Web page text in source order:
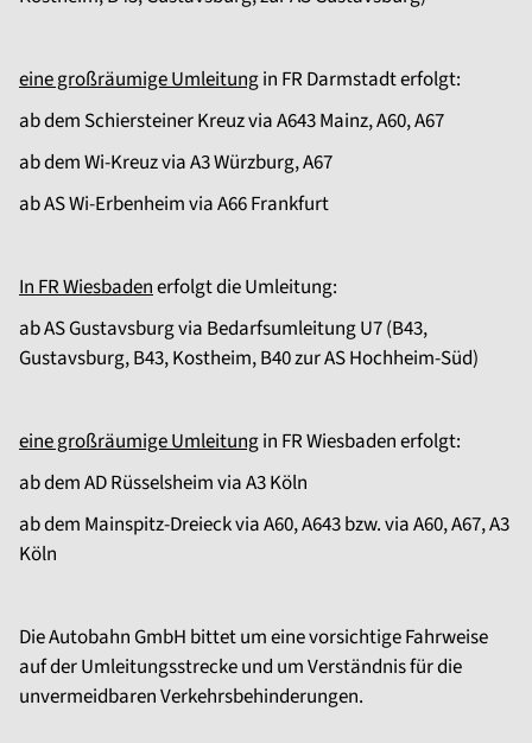
eine großräumige Umleitungin FR Darmstadt erfolgt:
ab dem Schiersteiner Kreuz via A643 Mainz, A60, A67
ab dem Wi-Kreuz via A3 Würzburg, A67
ab AS Wi-Erbenheim via A66 Frankfurt
In FR Wiesbadenerfolgt die Umleitung:
ab AS Gustavsburg via Bedarfsumleitung U7 (B43,
Gustavsburg, B43, Kostheim, B40 zur AS Hochheim-Süd)
eine großräumige Umleitungin FR Wiesbaden erfolgt:
ab dem AD Rüsselsheim via A3 Köln
ab dem Mainspitz-Dreieck via A60, A643 bzw. via A60, A67, A3
Köln
Die Autobahn GmbH bittet um eine vorsichtige Fahrweise
auf der Umleitungsstrecke und um Verständnis für die
unvermeidbaren Verkehrsbehinderungen.